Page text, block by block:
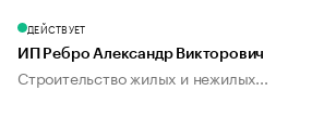
ДЕЙСТВУЕТ
ИП Ребро Александр Викторович
Строительство жилых и нежилых...